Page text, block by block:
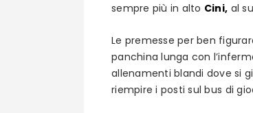
sempre più in alto Cini, al
Le premesse per ben
panchina lunga con
allenamenti blandi dove si
riempire i posti sul bus di